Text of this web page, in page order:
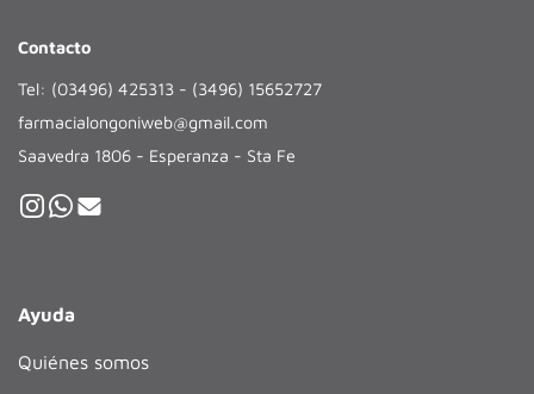
Contacto
Tel: (03496) 425313 - (3496) 15652727
farmacialongoniweb@gmail.com
Saavedra 1806 - Esperanza - Sta Fe
Ayuda
Quiénes somos